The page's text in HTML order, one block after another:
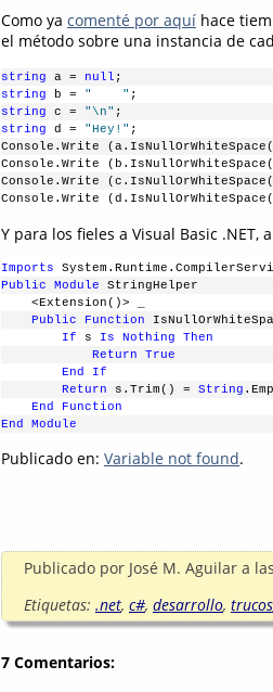
Como ya comenté por aquí hace
el método sobre una instancia de
string a = null ;
string b = "    " ;
string c = "\n" ;
string d = "Hey!" ;
Console.Write
Console.Write
Console.Write
Console.Write
Y para los fieles a Visual Basic .NET,
Imports
Public
Module StringHelper
    <Extension()> _
Public
Function
If s Is Nothing
Then
Return
True
End
If
Return s.Trim() = String
End
Function
End
Module
Publicado en: Variable not found.
Publicado por José M. Aguilar a
Etiquetas: .net, c#, desarrollo, trucos
7 Comentarios: